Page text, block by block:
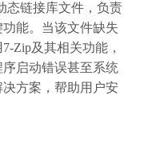
态链接库文件，负责
能。当该文件缺失
Zip及其相关功能，
启动错误甚至系统
方案，帮助用户安